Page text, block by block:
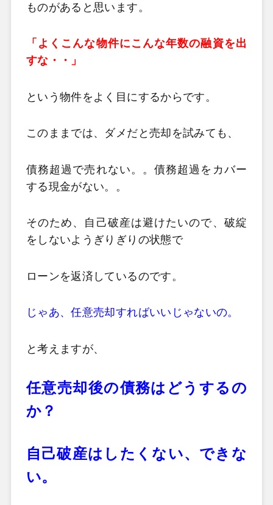
ものがあると思います。
「よくこんな物件にこんな年数の融資を出
すな・・」
という物件をよく目にするからです。
このままでは、ダメだと売却を試みても、
債務超過で売れない。。債務超過をカバー
する現金がない。。
そのため、自己破産は避けたいので、破綻
をしないようぎりぎりの状態で
ローンを返済しているのです。
じゃあ、任意売却すればいいじゃないの。
と考えますが、
任意売却後の債務はどうするの
か？
自己破産はしたくない、できな
い。